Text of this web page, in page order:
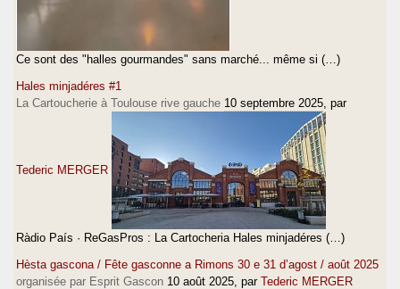
Ce sont des "halles gourmandes" sans marché... même si (…)
Hales minjadéres #1
La Cartoucherie à Toulouse rive gauche 10 septembre 2025, par
Tederic MERGER
Ràdio País · ReGasPros : La Cartocheria Hales minjadéres (…)
Hèsta gascona / Fête gasconne a Rimons 30 e 31 d’agost / août 2025
organisée par Esprit Gascon 10 août 2025, par Tederic MERGER